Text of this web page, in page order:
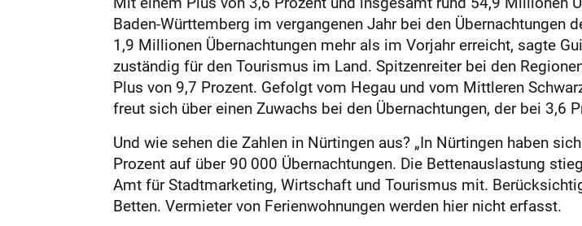
Baden-Württemberg im vergangenen Jahr bei den
1,9 Millionen Übernachtungen mehr als im Vorjahr erreicht, sagte
zuständig für den Tourismus im Land. Spitzenreiter bei den
Plus von 9,7 Prozent. Gefolgt vom Hegau und vom Mittleren
freut sich über einen Zuwachs bei den Übernachtungen, der bei 3,6
Und wie sehen die Zahlen in Nürtingen aus? „In Nürtingen haben
Prozent auf über 90 000 Übernachtungen. Die Bettenauslastung
Amt für Stadtmarketing, Wirtschaft und Tourismus mit.
Betten. Vermieter von Ferienwohnungen werden hier nicht erfasst.